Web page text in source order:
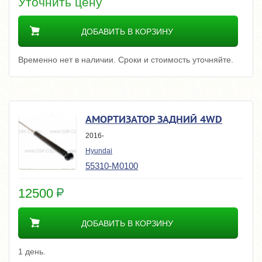
ДОБАВИТЬ В КОРЗИНУ
Временно нет в наличии. Сроки и стоимость уточняйте.
АМОРТИЗАТОР ЗАДНИЙ 4WD
2016-
Hyundai
55310-M0100
12500
ДОБАВИТЬ В КОРЗИНУ
1 день.